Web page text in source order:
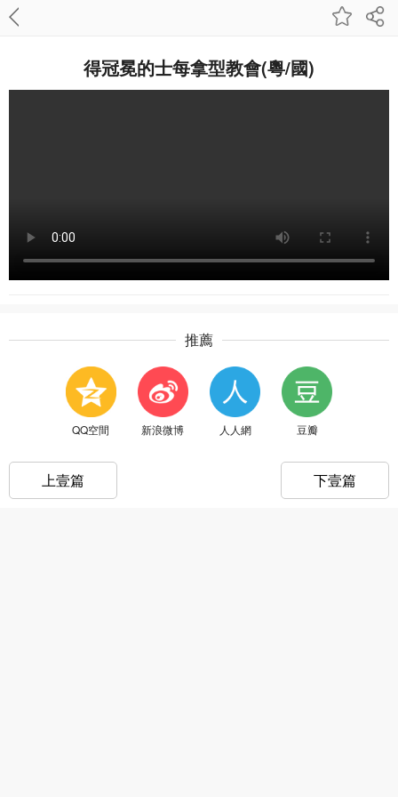
得冠冕的士每拿型教會(粵/國)
推薦
QQ空間 新浪微博 人人網 豆瓣
上壹篇 下壹篇